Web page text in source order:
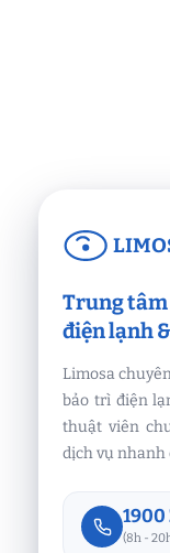
Trung tâm
điện lạnh
Limosa
bảo trì điện
thuật viên
dịch vụ nhanh
1900
(8h -